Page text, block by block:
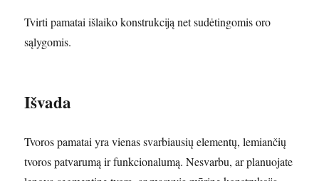
Tvirti pamatai išlaiko konstrukciją net sudėtingomis oro
sąlygomis.
Išvada
Tvoros pamatai yra vienas svarbiausių elementų, lemiančių
tvoros patvarumą ir funkcionalumą. Nesvarbu, ar planuojate